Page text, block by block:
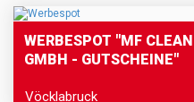
WERBESPOT "MF
GMBH - GUTSCHEINE"
Vöcklabruck